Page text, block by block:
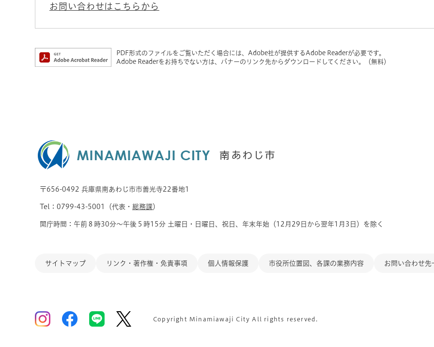
お問い合わせはこちらから
PDF形式のファイルをご覧いただく場合には、Adobe社が提供するAdobe Readerが必要です。
Adobe Readerをお持ちでない方は、バナーのリンク先からダウンロードしてください。（無料）
〒656-0492 兵庫県南あわじ市市善光寺22番地1
Tel：0799-43-5001（代表・ 総務課）
開庁時間：午前８時30分～午後５時15分 土曜日・日曜日、祝日、年末年始（12月29日から翌年1月3日）を除く
サイトマップ リンク・著作権・免責事項 個人情報保護 市役所位置図、各課の業務内容 お問い合わせ先
Copyright Minamiawaji City All rights reserved.